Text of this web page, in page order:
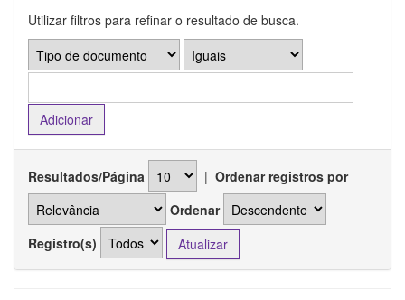
Utilizar filtros para refinar o resultado de busca.
Resultados/Página | Ordenar registros por
Ordenar
Registro(s)